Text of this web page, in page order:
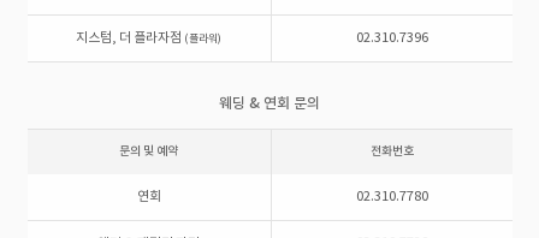
지스텀, 더 플라자점 (플라워) 02.310.7396
웨딩 & 연회 문의
문의 및 예약 전화번호
연회 02.310.7780